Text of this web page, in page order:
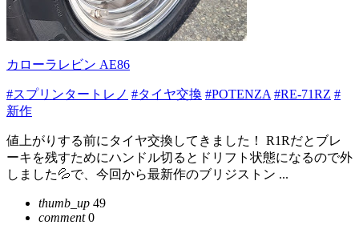
カローラレビン AE86
#スプリンタートレノ #タイヤ交換 #POTENZA #RE-71RZ #
新作
値上がりする前にタイヤ交換してきました！ R1Rだとブレ
ーキを残すためにハンドル切るとドリフト状態になるので外
しました💦で、今回から最新作のブリジストン ...
thumb_up 49
comment0